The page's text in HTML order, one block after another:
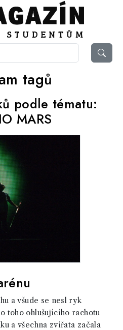
tagů
podle tématu:
MARS
a všude se nesl ryk
toho ohlušujícího rachotu
a všechna zvířata začala